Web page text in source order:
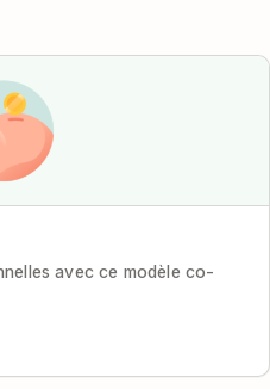
avec ce modèle co-